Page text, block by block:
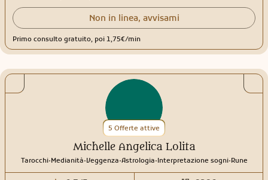
direzione. Con un approccio empatico e contemporaneo, unisco
simbologia tradizionale e intuizione personale per accompagnarti
- Astrologia e tema natale - Numerologia - Canalizzazioni - Percorsi
spirituali, evolutivi individuali o di coppia - Fiamme Gemelle
Non in linea, avvisami
Primo consulto gratuito, poi 1,75€/min
5 Offerte attive
Michelle Angelica Lolita
Tarocchi.Medianità.Veggenza.Astrologia.Interpretazione sogni.Rune